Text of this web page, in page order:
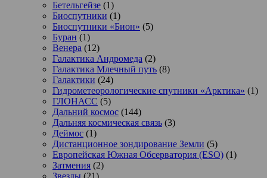
Бетельгейзе (1)
Биоспутники (1)
Биоспутники «Бион» (5)
Буран (1)
Венера (12)
Галактика Андромеда (2)
Галактика Млечный путь (8)
Галактики (24)
Гидрометеорологические спутники «Арктика» (1)
ГЛОНАСС (5)
Дальний космос (144)
Дальняя космическая связь (3)
Деймос (1)
Дистанционное зондирование Земли (5)
Европейская Южная Обсерватория (ESO) (1)
Затмения (2)
Звезды (21)